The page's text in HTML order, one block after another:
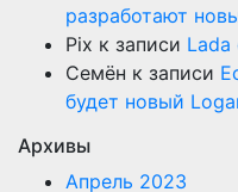
разработают
Pix к записи Lada
Семён к записи
будет новый
Архивы
Апрель 2023